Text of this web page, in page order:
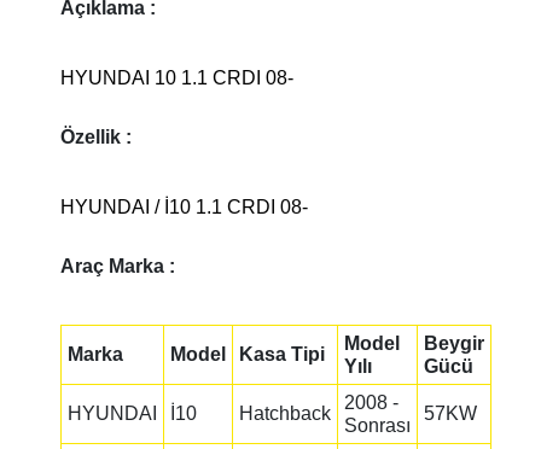
Açıklama :
HYUNDAI 10 1.1 CRDI 08-
Özellik :
HYUNDAI / İ10 1.1 CRDI 08-
Araç Marka :
Marka Model Kasa Tipi
Model
Yılı
Beygir
Gücü
HYUNDAI İ10 Hatchback
2008 -
Sonrası
57KW